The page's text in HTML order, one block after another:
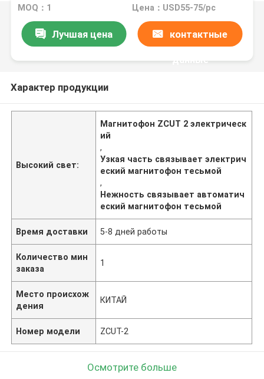
MOQ：1 Цена：USD55-75/pc
Лучшая цена контактные
данные
Характер продукции
Высокий свет:
Магнитофон ZCUT 2 электрическ
ий
,
Узкая часть связывает электрич
еский магнитофон тесьмой
,
Нежность связывает автоматич
еский магнитофон тесьмой
Время доставки 5-8 дней работы
Количество мин
заказа
1
Место происхож
дения
КИТАЙ
Номер модели ZCUT-2
Осмотрите больше